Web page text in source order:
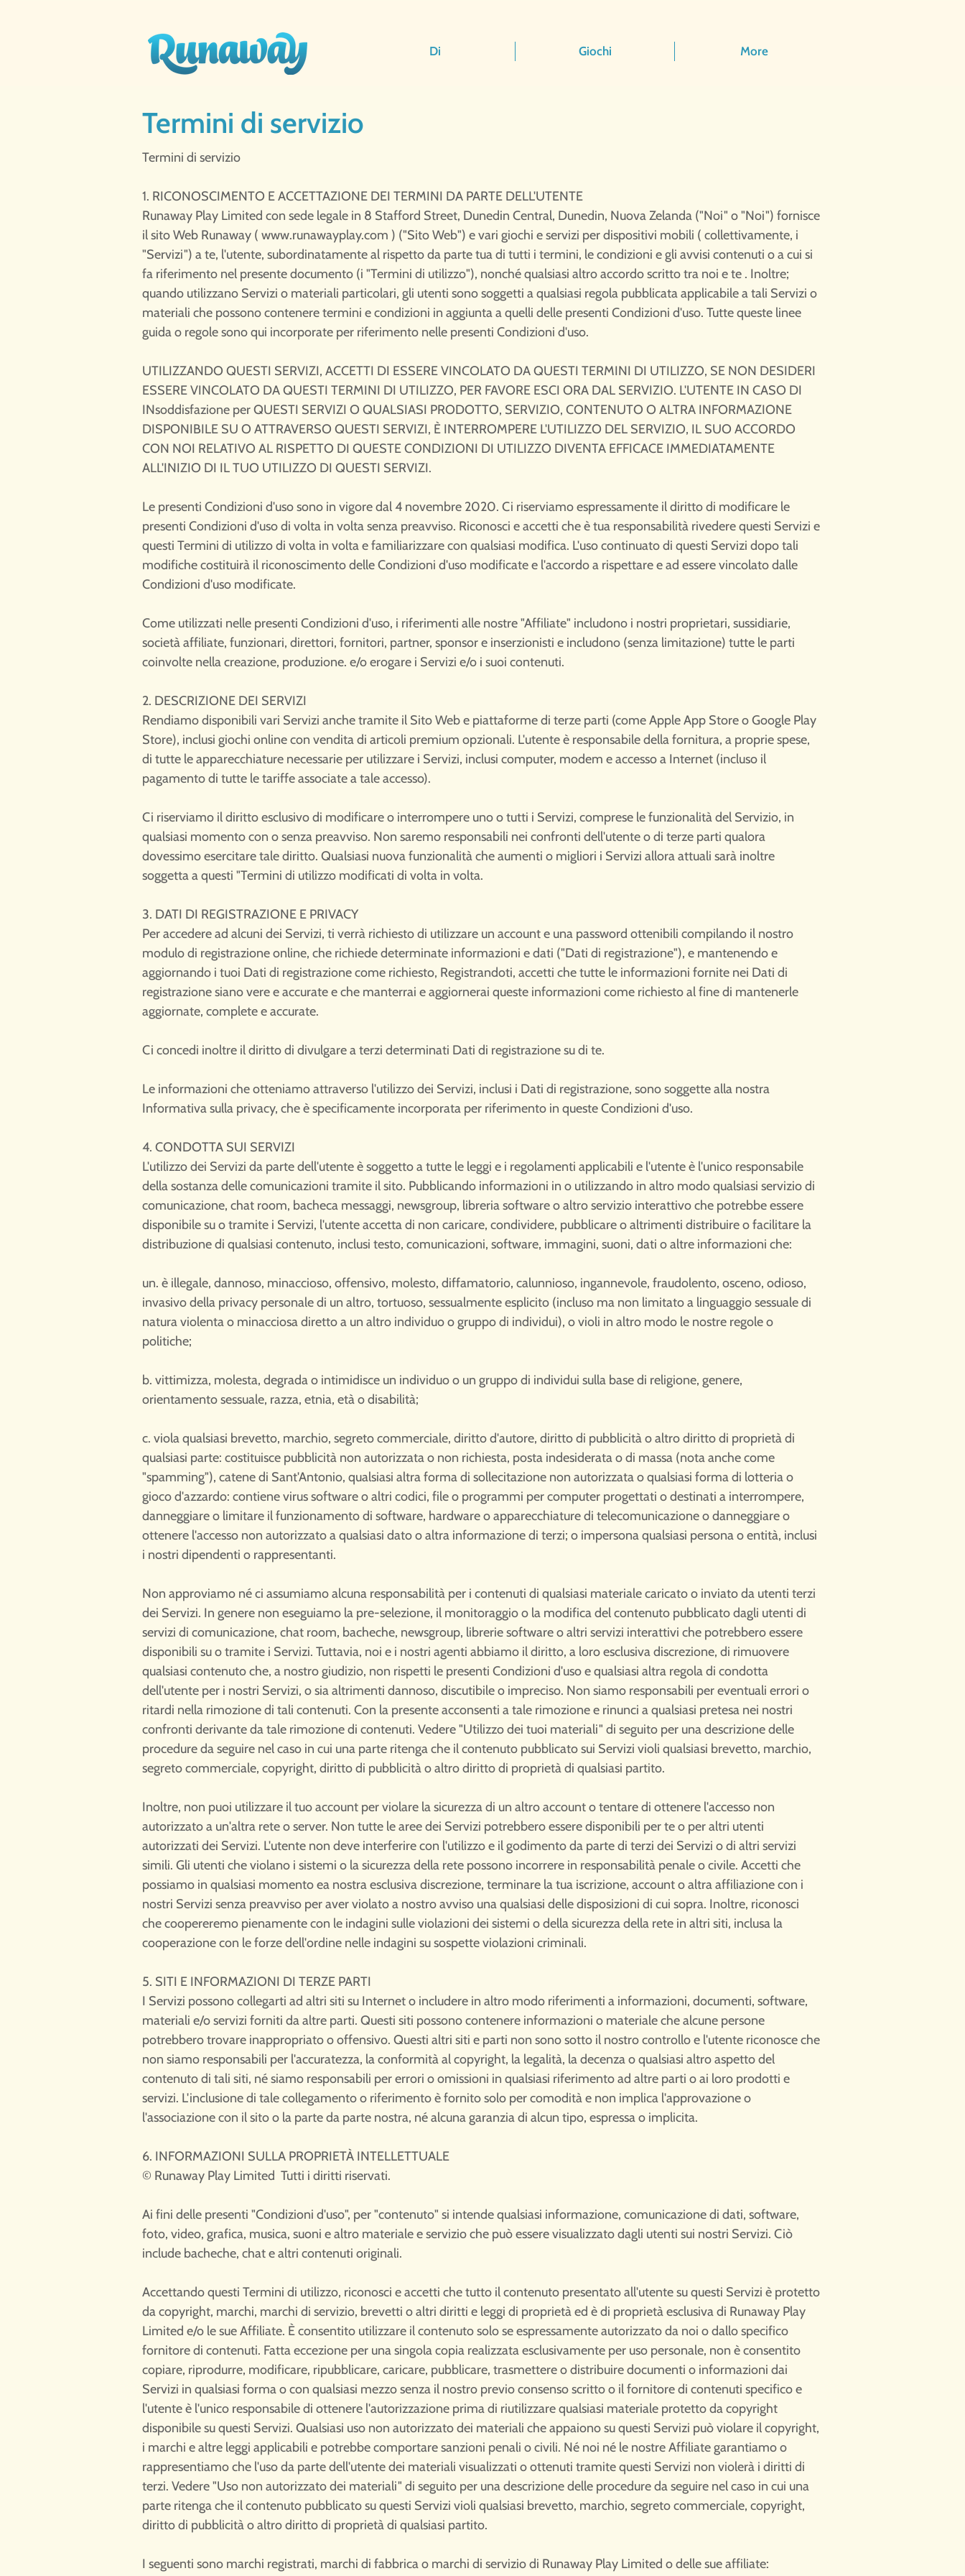
Di Giochi More
Termini di servizio​
Termini di servizio
1. RICONOSCIMENTO E ACCETTAZIONE DEI TERMINI DA PARTE DELL'UTENTE
Runaway Play Limited con sede legale in 8 Stafford Street, Dunedin Central, Dunedin, Nuova Zelanda ("Noi" o "Noi") fornisce
il sito Web Runaway ( www.runawayplay.com ) ("Sito Web") e vari giochi e servizi per dispositivi mobili ( collettivamente, i
"Servizi") a te, l'utente, subordinatamente al rispetto da parte tua di tutti i termini, le condizioni e gli avvisi contenuti o a cui si
fa riferimento nel presente documento (i "Termini di utilizzo"), nonché qualsiasi altro accordo scritto tra noi e te . Inoltre;
quando utilizzano Servizi o materiali particolari, gli utenti sono soggetti a qualsiasi regola pubblicata applicabile a tali Servizi o
materiali che possono contenere termini e condizioni in aggiunta a quelli delle presenti Condizioni d'uso. Tutte queste linee
guida o regole sono qui incorporate per riferimento nelle presenti Condizioni d'uso.
UTILIZZANDO QUESTI SERVIZI, ACCETTI DI ESSERE VINCOLATO DA QUESTI TERMINI DI UTILIZZO, SE NON DESIDERI
ESSERE VINCOLATO DA QUESTI TERMINI DI UTILIZZO, PER FAVORE ESCI ORA DAL SERVIZIO. L'UTENTE IN CASO DI
INsoddisfazione per QUESTI SERVIZI O QUALSIASI PRODOTTO, SERVIZIO, CONTENUTO O ALTRA INFORMAZIONE
DISPONIBILE SU O ATTRAVERSO QUESTI SERVIZI, È INTERROMPERE L'UTILIZZO DEL SERVIZIO, IL SUO ACCORDO
CON NOI RELATIVO AL RISPETTO DI QUESTE CONDIZIONI DI UTILIZZO DIVENTA EFFICACE IMMEDIATAMENTE
ALL'INIZIO DI IL TUO UTILIZZO DI QUESTI SERVIZI.
Le presenti Condizioni d'uso sono in vigore dal 4 novembre 2020. Ci riserviamo espressamente il diritto di modificare le
presenti Condizioni d'uso di volta in volta senza preavviso. Riconosci e accetti che è tua responsabilità rivedere questi Servizi e
questi Termini di utilizzo di volta in volta e familiarizzare con qualsiasi modifica. L'uso continuato di questi Servizi dopo tali
modifiche costituirà il riconoscimento delle Condizioni d'uso modificate e l'accordo a rispettare e ad essere vincolato dalle
Condizioni d'uso modificate.
Come utilizzati nelle presenti Condizioni d'uso, i riferimenti alle nostre "Affiliate" includono i nostri proprietari, sussidiarie,
società affiliate, funzionari, direttori, fornitori, partner, sponsor e inserzionisti e includono (senza limitazione) tutte le parti
coinvolte nella creazione, produzione. e/o erogare i Servizi e/o i suoi contenuti.
2. DESCRIZIONE DEI SERVIZI
Rendiamo disponibili vari Servizi anche tramite il Sito Web e piattaforme di terze parti (come Apple App Store o Google Play
Store), inclusi giochi online con vendita di articoli premium opzionali. L'utente è responsabile della fornitura, a proprie spese,
di tutte le apparecchiature necessarie per utilizzare i Servizi, inclusi computer, modem e accesso a Internet (incluso il
pagamento di tutte le tariffe associate a tale accesso).
Ci riserviamo il diritto esclusivo di modificare o interrompere uno o tutti i Servizi, comprese le funzionalità del Servizio, in
qualsiasi momento con o senza preavviso. Non saremo responsabili nei confronti dell'utente o di terze parti qualora
dovessimo esercitare tale diritto. Qualsiasi nuova funzionalità che aumenti o migliori i Servizi allora attuali sarà inoltre
soggetta a questi "Termini di utilizzo modificati di volta in volta.
3. DATI DI REGISTRAZIONE E PRIVACY
Per accedere ad alcuni dei Servizi, ti verrà richiesto di utilizzare un account e una password ottenibili compilando il nostro
modulo di registrazione online, che richiede determinate informazioni e dati ("Dati di registrazione"), e mantenendo e
aggiornando i tuoi Dati di registrazione come richiesto, Registrandoti, accetti che tutte le informazioni fornite nei Dati di
registrazione siano vere e accurate e che manterrai e aggiornerai queste informazioni come richiesto al fine di mantenerle
aggiornate, complete e accurate.
Ci concedi inoltre il diritto di divulgare a terzi determinati Dati di registrazione su di te.
Le informazioni che otteniamo attraverso l'utilizzo dei Servizi, inclusi i Dati di registrazione, sono soggette alla nostra
Informativa sulla privacy, che è specificamente incorporata per riferimento in queste Condizioni d'uso.
4. CONDOTTA SUI SERVIZI
L'utilizzo dei Servizi da parte dell'utente è soggetto a tutte le leggi e i regolamenti applicabili e l'utente è l'unico responsabile
della sostanza delle comunicazioni tramite il sito. Pubblicando informazioni in o utilizzando in altro modo qualsiasi servizio di
comunicazione, chat room, bacheca messaggi, newsgroup, libreria software o altro servizio interattivo che potrebbe essere
disponibile su o tramite i Servizi, l'utente accetta di non caricare, condividere, pubblicare o altrimenti distribuire o facilitare la
distribuzione di qualsiasi contenuto, inclusi testo, comunicazioni, software, immagini, suoni, dati o altre informazioni che:
un. è illegale, dannoso, minaccioso, offensivo, molesto, diffamatorio, calunnioso, ingannevole, fraudolento, osceno, odioso,
invasivo della privacy personale di un altro, tortuoso, sessualmente esplicito (incluso ma non limitato a linguaggio sessuale di
natura violenta o minacciosa diretto a un altro individuo o gruppo di individui), o violi in altro modo le nostre regole o
politiche;
b. vittimizza, molesta, degrada o intimidisce un individuo o un gruppo di individui sulla base di religione, genere,
orientamento sessuale, razza, etnia, età o disabilità;
c. viola qualsiasi brevetto, marchio, segreto commerciale, diritto d'autore, diritto di pubblicità o altro diritto di proprietà di
qualsiasi parte: costituisce pubblicità non autorizzata o non richiesta, posta indesiderata o di massa (nota anche come
"spamming"), catene di Sant'Antonio, qualsiasi altra forma di sollecitazione non autorizzata o qualsiasi forma di lotteria o
gioco d'azzardo: contiene virus software o altri codici, file o programmi per computer progettati o destinati a interrompere,
danneggiare o limitare il funzionamento di software, hardware o apparecchiature di telecomunicazione o danneggiare o
ottenere l'accesso non autorizzato a qualsiasi dato o altra informazione di terzi; o impersona qualsiasi persona o entità, inclusi
i nostri dipendenti o rappresentanti.
Non approviamo né ci assumiamo alcuna responsabilità per i contenuti di qualsiasi materiale caricato o inviato da utenti terzi
dei Servizi. In genere non eseguiamo la pre-selezione, il monitoraggio o la modifica del contenuto pubblicato dagli utenti di
servizi di comunicazione, chat room, bacheche, newsgroup, librerie software o altri servizi interattivi che potrebbero essere
disponibili su o tramite i Servizi. Tuttavia, noi e i nostri agenti abbiamo il diritto, a loro esclusiva discrezione, di rimuovere
qualsiasi contenuto che, a nostro giudizio, non rispetti le presenti Condizioni d'uso e qualsiasi altra regola di condotta
dell'utente per i nostri Servizi, o sia altrimenti dannoso, discutibile o impreciso. Non siamo responsabili per eventuali errori o
ritardi nella rimozione di tali contenuti. Con la presente acconsenti a tale rimozione e rinunci a qualsiasi pretesa nei nostri
confronti derivante da tale rimozione di contenuti. Vedere "Utilizzo dei tuoi materiali" di seguito per una descrizione delle
procedure da seguire nel caso in cui una parte ritenga che il contenuto pubblicato sui Servizi violi qualsiasi brevetto, marchio,
segreto commerciale, copyright, diritto di pubblicità o altro diritto di proprietà di qualsiasi partito.
Inoltre, non puoi utilizzare il tuo account per violare la sicurezza di un altro account o tentare di ottenere l'accesso non
autorizzato a un'altra rete o server. Non tutte le aree dei Servizi potrebbero essere disponibili per te o per altri utenti
autorizzati dei Servizi. L'utente non deve interferire con l'utilizzo e il godimento da parte di terzi dei Servizi o di altri servizi
simili. Gli utenti che violano i sistemi o la sicurezza della rete possono incorrere in responsabilità penale o civile. Accetti che
possiamo in qualsiasi momento ea nostra esclusiva discrezione, terminare la tua iscrizione, account o altra affiliazione con i
nostri Servizi senza preavviso per aver violato a nostro avviso una qualsiasi delle disposizioni di cui sopra. Inoltre, riconosci
che coopereremo pienamente con le indagini sulle violazioni dei sistemi o della sicurezza della rete in altri siti, inclusa la
cooperazione con le forze dell'ordine nelle indagini su sospette violazioni criminali.
5. SITI E INFORMAZIONI DI TERZE PARTI
I Servizi possono collegarti ad altri siti su Internet o includere in altro modo riferimenti a informazioni, documenti, software,
materiali e/o servizi forniti da altre parti. Questi siti possono contenere informazioni o materiale che alcune persone
potrebbero trovare inappropriato o offensivo. Questi altri siti e parti non sono sotto il nostro controllo e l'utente riconosce che
non siamo responsabili per l'accuratezza, la conformità al copyright, la legalità, la decenza o qualsiasi altro aspetto del
contenuto di tali siti, né siamo responsabili per errori o omissioni in qualsiasi riferimento ad altre parti o ai loro prodotti e
servizi. L'inclusione di tale collegamento o riferimento è fornito solo per comodità e non implica l'approvazione o
l'associazione con il sito o la parte da parte nostra, né alcuna garanzia di alcun tipo, espressa o implicita.
6. INFORMAZIONI SULLA PROPRIETÀ INTELLETTUALE
© Runaway Play Limited Tutti i diritti riservati.
Ai fini delle presenti "Condizioni d'uso", per "contenuto" si intende qualsiasi informazione, comunicazione di dati, software,
foto, video, grafica, musica, suoni e altro materiale e servizio che può essere visualizzato dagli utenti sui nostri Servizi. Ciò
include bacheche, chat e altri contenuti originali.
Accettando questi Termini di utilizzo, riconosci e accetti che tutto il contenuto presentato all'utente su questi Servizi è protetto
da copyright, marchi, marchi di servizio, brevetti o altri diritti e leggi di proprietà ed è di proprietà esclusiva di Runaway Play
Limited e/o le sue Affiliate. È consentito utilizzare il contenuto solo se espressamente autorizzato da noi o dallo specifico
fornitore di contenuti. Fatta eccezione per una singola copia realizzata esclusivamente per uso personale, non è consentito
copiare, riprodurre, modificare, ripubblicare, caricare, pubblicare, trasmettere o distribuire documenti o informazioni dai
Servizi in qualsiasi forma o con qualsiasi mezzo senza il nostro previo consenso scritto o il fornitore di contenuti specifico e
l'utente è l'unico responsabile di ottenere l'autorizzazione prima di riutilizzare qualsiasi materiale protetto da copyright
disponibile su questi Servizi. Qualsiasi uso non autorizzato dei materiali che appaiono su questi Servizi può violare il copyright,
i marchi e altre leggi applicabili e potrebbe comportare sanzioni penali o civili. Né noi né le nostre Affiliate garantiamo o
rappresentiamo che l'uso da parte dell'utente dei materiali visualizzati o ottenuti tramite questi Servizi non violerà i diritti di
terzi. Vedere "Uso non autorizzato dei materiali" di seguito per una descrizione delle procedure da seguire nel caso in cui una
parte ritenga che il contenuto pubblicato su questi Servizi violi qualsiasi brevetto, marchio, segreto commerciale, copyright,
diritto di pubblicità o altro diritto di proprietà di qualsiasi partito.
I seguenti sono marchi registrati, marchi di fabbrica o marchi di servizio di Runaway Play Limited o delle sue affiliate: